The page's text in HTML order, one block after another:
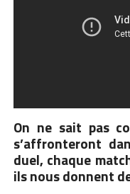
On ne sait pas
s’affronteront
duel, chaque
ils nous donnent